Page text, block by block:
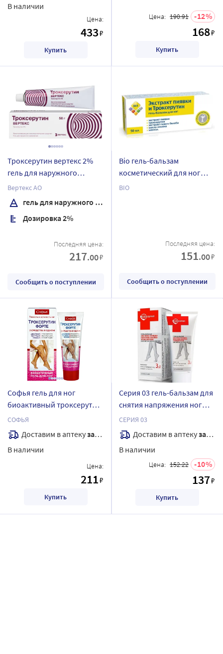
В наличии
Цена:
433₽
Купить
Цена: 190.91 12
168₽
Купить
Троксерутин вертекс 2%
гель для наружного
применения 50 гр
Вертекс АО
гель для наружного применения
Дозировка 2%
Последняя цена:
217.00₽
Сообщить о поступлении
Bio гель-бальзам
косметический для ног
экстракт пиявки и
BIO
Последняя цена:
151.00₽
Сообщить о поступлении
Софья гель для ног
биоактивный троксерутин
форте экстракт пиявки 75
мл
СОФЬЯ
Доставим в аптекузавтра
В наличии
Цена:
211₽
Купить
Серия 03 гель-бальзам для
снятия напряжения ног
экстракт пиявки конский
каштан троксерутин
охлаждающий 75 мл
СЕРИЯ 03
Доставим в аптекузавтра
В наличии
Цена: 152.22 10
137₽
Купить